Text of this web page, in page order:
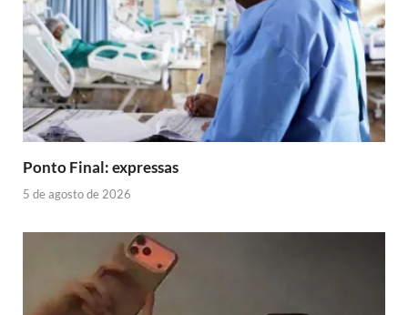
Ponto Final: expressas
5 de agosto de 2026